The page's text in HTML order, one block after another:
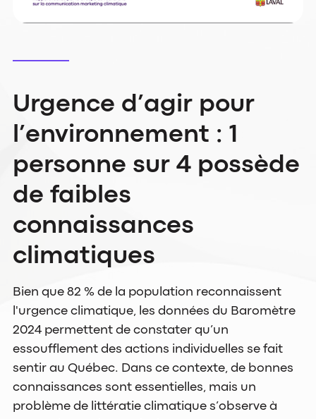
Urgence d’agir pour
l’environnement : 1
personne sur 4 possède
de faibles
connaissances
climatiques
Bien que 82 % de la population reconnaissent
l'urgence climatique, les données du Baromètre
2024 permettent de constater qu’un
essoufflement des actions individuelles se fait
sentir au Québec. Dans ce contexte, de bonnes
connaissances sont essentielles, mais un
problème de littératie climatique s’observe à